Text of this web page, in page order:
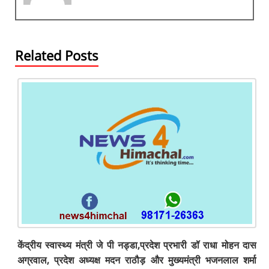
o p er
Related Posts
केंद्रीय स्वास्थ्य मंत्री जे पी नड्डा,प्रदेश प्रभारी डॉ राधा मोहन दास
अग्रवाल, प्रदेश अध्यक्ष मदन राठौड़ और मुख्यमंत्री भजनलाल शर्मा